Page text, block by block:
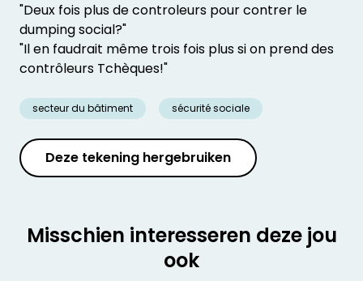
"Deux fois plus de controleurs pour contrer le
dumping social?"
"Il en faudrait même trois fois plus si on prend des
contrôleurs Tchèques!"
secteur du bâtiment sécurité sociale
Deze tekening hergebruiken
Misschien interesseren deze jou
ook